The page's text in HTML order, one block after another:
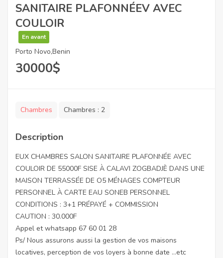
SANITAIRE PLAFONNÉEV AVEC
COULOIR
En avant
Porto Novo,Benin
30000$
Chambres Chambres : 2
Description
EUX CHAMBRES SALON SANITAIRE PLAFONNÉE AVEC
COULOIR DE 55000F SISE À CALAVI ZOGBADJÈ DANS UNE
MAISON TERRASSÉE DE O5 MÉNAGES COMPTEUR
PERSONNEL À CARTE EAU SONEB PERSONNEL
CONDITIONS : 3+1 PRÉPAYÉ + COMMISSION
CAUTION : 30.000F
Appel et whatsapp 67 60 01 28
Ps/ Nous assurons aussi la gestion de vos maisons
locatives, perception de vos loyers à bonne date …etc